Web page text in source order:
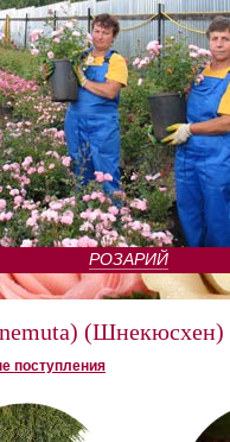
РОЗАРИЙ
(Шнекюсхен)